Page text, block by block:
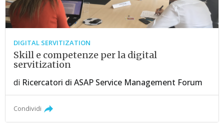
DIGITAL SERVITIZATION
Skill e competenze per la digital
servitization
di Ricercatori di ASAP Service Management Forum
Condividi